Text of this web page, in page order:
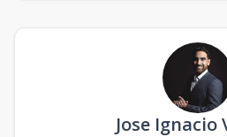
Jose Ignacio